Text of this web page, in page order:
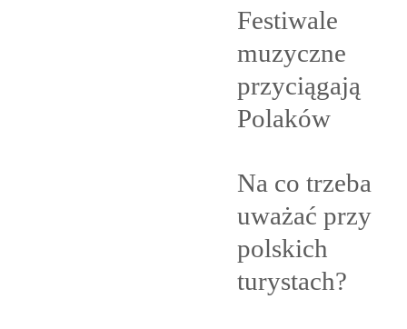
Festiwale
muzyczne
przyciągają
Polaków
Na co trzeba
uważać przy
polskich
turystach?